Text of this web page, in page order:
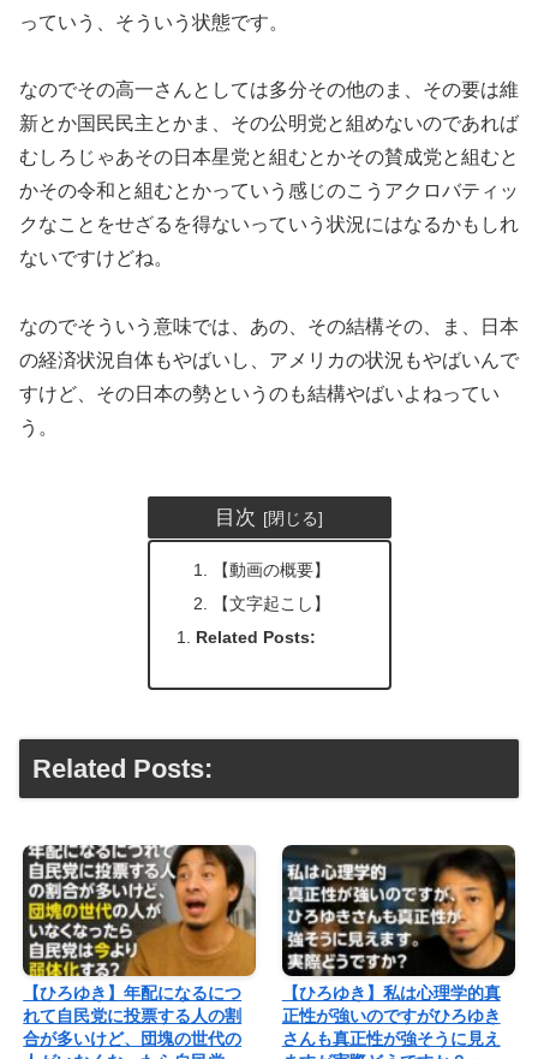
っていう、そういう状態です。
なのでその高一さんとしては多分その他のま、その要は維
新とか国民民主とかま、その公明党と組めないのであれば
むしろじゃあその日本星党と組むとかその賛成党と組むと
かその令和と組むとかっていう感じのこうアクロバティッ
クなことをせざるを得ないっていう状況にはなるかもしれ
ないですけどね。
なのでそういう意味では、あの、その結構その、ま、日本
の経済状況自体もやばいし、アメリカの状況もやばいんで
すけど、その日本の勢というのも結構やばいよねってい
う。
目次
【動画の概要】
【文字起こし】
Related Posts:
Related Posts:
【ひろゆき】年配になるにつ
れて自民党に投票する人の割
合が多いけど、団塊の世代の
【ひろゆき】私は心理学的真
正性が強いのですがひろゆき
さんも真正性が強そうに見え